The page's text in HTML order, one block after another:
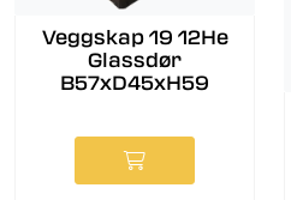
Veggskap 19 12He
Glassdør
B57xD45xH59